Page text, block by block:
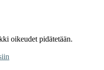
oikeudet pidätetään.